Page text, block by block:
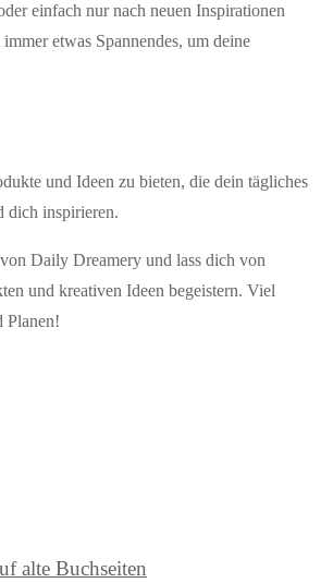
einfach nur nach neuen Inspirationen
etwas Spannendes, um deine
und Ideen zu bieten, die dein tägliches
dich inspirieren.
Daily Dreamery und lass dich von
und kreativen Ideen begeistern. Viel
Planen!
alte Buchseiten